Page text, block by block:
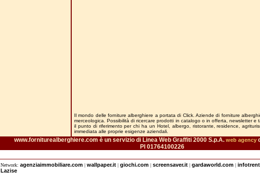
Il mondo delle forniture alberghiere a portata di Click. Aziende di forniture
merceologica. Possibilità di ricercare prodotti in catalogo o in offerta, newsletter e
il punto di riferimento per chi ha un Hotel, albergo, ristorante, residence,
immediata alle proprie esigenze aziendali.
www.forniturealberghiere.com è un servizio di Linea Web Graffiti 2000 S.p.A. web agency
PI 01764100226
Network: agenziaimmobiliare.com | wallpaper.it | giochi.com | screensaver.it | gardaworld.com |
Lazise